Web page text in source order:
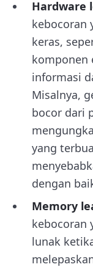
Hardware
kebocoran
keras,
komponen
informasi
Misalnya,
bocor dari
yang
dengan
Memory
kebocoran
lunak